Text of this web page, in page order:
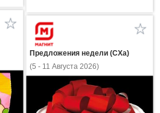
Предложения недели (СХа)
(5 - 11 Августа 2026)